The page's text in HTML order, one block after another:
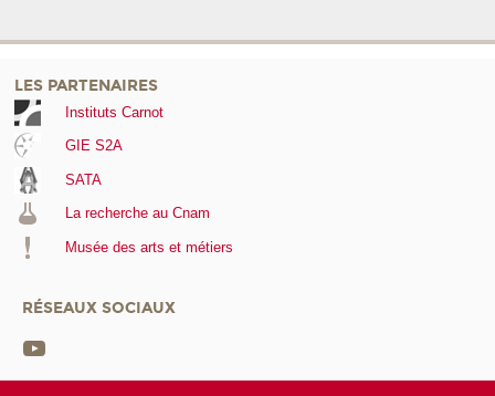
LES PARTENAIRES
Instituts Carnot
GIE S2A
SATA
La recherche au Cnam
Musée des arts et métiers
RÉSEAUX SOCIAUX